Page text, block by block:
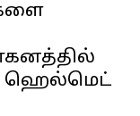
ஹெல்மெட்